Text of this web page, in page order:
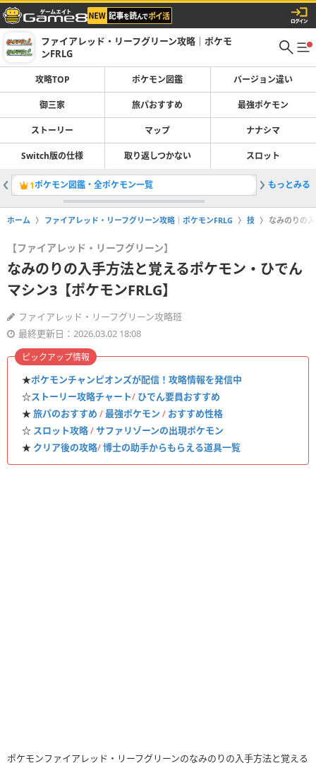
ファイアレッド・リーフグリーン攻略｜ポケモ
ンFRLG
攻略TOP ポケモン図鑑 バージョン違い
御三家 旅パおすすめ 最強ポケモン
ストーリー マップ ナナシマ
Switch版の仕様 取り返しつかない スロット
1ポケモン図鑑・全ポケモン一覧 2ストー
もっとみる
ホーム ファイアレッド・リーフグリーン攻略｜ポケモンFRLG 技 なみのりの
【ファイアレッド・リーフグリーン】
なみのりの入手方法と覚えるポケモン・ひでん
マシン3【ポケモンFRLG】
ファイアレッド・リーフグリーン攻略班
最終更新日：2026.03.02 18:08
★ポケモンチャンピオンズが配信！攻略情報を発信中
☆ストーリー攻略チャート/ ひでん要員おすすめ
★旅パのおすすめ /最強ポケモン / おすすめ性格
☆ スロット攻略/サファリゾーンの出現ポケモン
★ クリア後の攻略/博士の助手からもらえる道具一覧
ピックアップ情報
ポケモンファイアレッド・リーフグリーンのなみのりの入手方法と覚える